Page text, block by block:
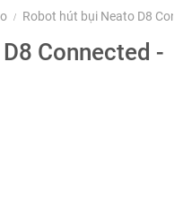
Robot hút bụi Neato D8
Connected -